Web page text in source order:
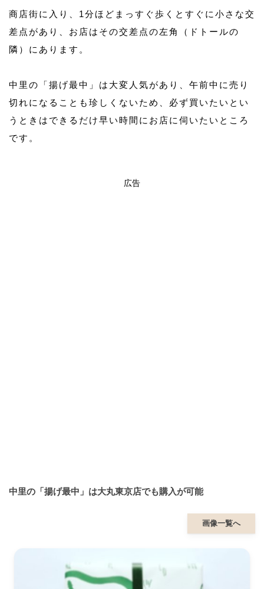
商店街に入り、1分ほどまっすぐ歩くとすぐに小さな交
差点があり、お店はその交差点の左角（ドトールの
隣）にあります。
中里の「揚げ最中」は大変人気があり、午前中に売り
切れになることも珍しくないため、必ず買いたいとい
うときはできるだけ早い時間にお店に伺いたいところ
です。
広告
中里の「揚げ最中」は大丸東京店でも購入が可能
画像一覧へ